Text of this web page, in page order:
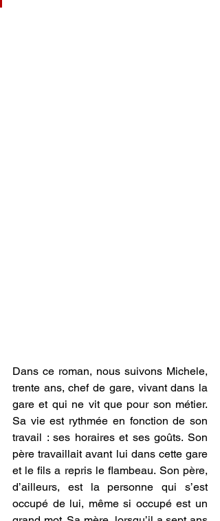
Dans ce roman, nous suivons Michele,
trente ans, chef de gare, vivant dans la
gare et qui ne vit que pour son métier.
Sa vie est rythmée en fonction de son
travail : ses horaires et ses goûts. Son
père travaillait avant lui dans cette gare
et le fils a repris le flambeau. Son père,
d’ailleurs, est la personne qui s’est
occupé de lui, même si occupé est un